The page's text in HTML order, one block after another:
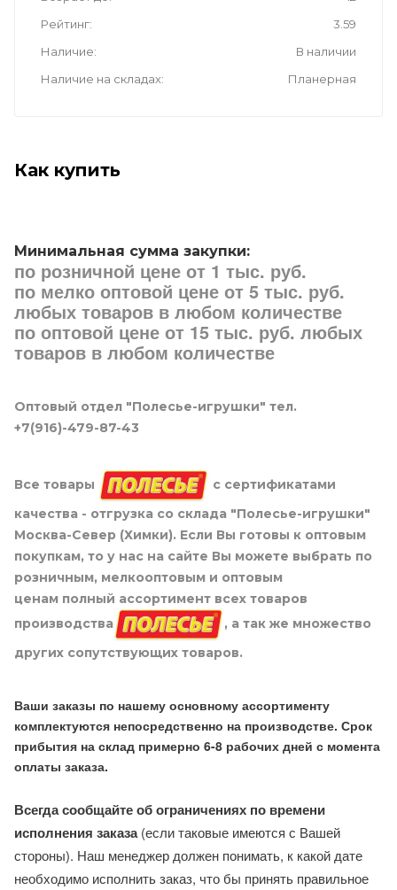
Рейтинг
3.59
Наличие
В наличии
Наличие на складах
Планерная
Как купить
Минимальная сумма закупки:
по розничной цене от 1 тыс. руб.
по мелко оптовой цене от 5 тыс. руб.
любых товаров в любом количестве
по оптовой цене от 15 тыс. руб. любых
товаров в любом количестве
Оптовый отдел "Полесье-игрушки" тел.
+7(916)-479-87-43
Все товары
с сертификатами
качества - отгрузка со склада "Полесье-игрушки"
Москва-Север (Химки). Если Вы готовы к оптовым
покупкам, то у нас на сайте Вы можете выбрать по
розничным, мелкооптовым и оптовым
ценам полный ассортимент всех товаров
производства
, а так же множество
других сопутствующих товаров.
Ваши заказы по нашему основному ассортименту
комплектуются непосредственно на производстве. Срок
прибытия на склад примерно 6-8 рабочих дней с момента
оплаты заказа.
Всегда сообщайте об ограничениях по времени
исполнения заказа(если таковые имеются с Вашей
стороны). Наш менеджер должен понимать, к какой дате
необходимо исполнить заказ, что бы принять правильное